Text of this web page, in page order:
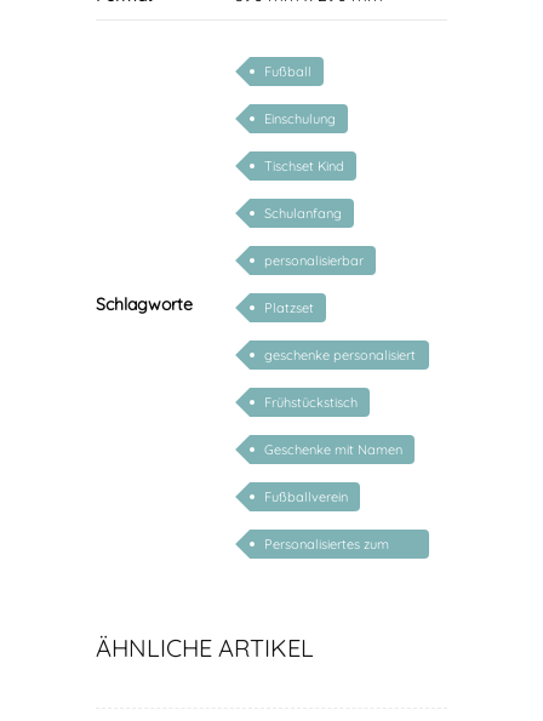
Schlagworte
Fußball
Einschulung
Tischset Kind
Schulanfang
personalisierbar
Platzset
geschenke personalisiert
kinder
Frühstückstisch
Geschenke mit Namen
Fußballverein
Personalisiertes zum
ÄHNLICHE ARTIKEL